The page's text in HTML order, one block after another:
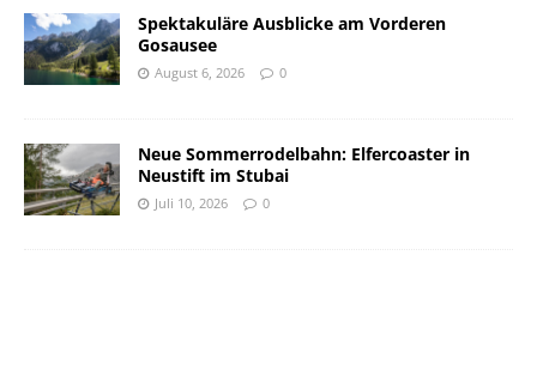
Spektakuläre Ausblicke am Vorderen
Gosausee
August 6, 2026 0
Neue Sommerrodelbahn: Elfercoaster in
Neustift im Stubai
Juli 10, 2026 0